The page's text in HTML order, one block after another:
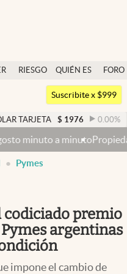
RIESGO
QUIÉN ES
QUIÉN
FORO
Argentina
México
Suscribite x $999
$ 1976 0.00 % DÓLAR
privada: con cruces y
Pymes
codiciado premio
argentinas
impone el cambio de